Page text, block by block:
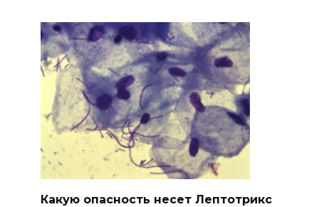
Какую опасность несет Лептотрикс